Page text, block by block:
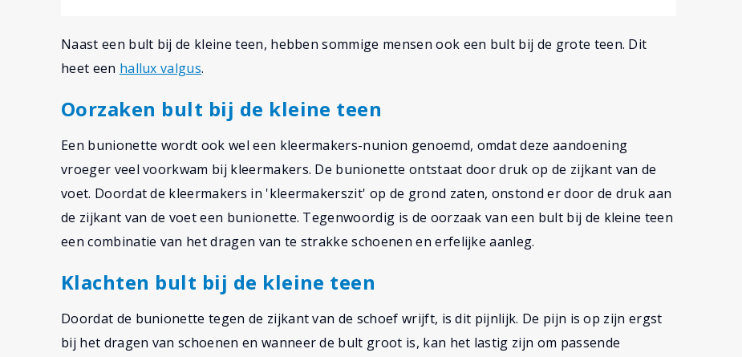
Naast een bult bij de kleine teen, hebben sommige mensen ook een bult bij de grote teen. Dit
heet een hallux valgus.
Oorzaken bult bij de kleine teen
Een bunionette wordt ook wel een kleermakers-nunion genoemd, omdat deze aandoening
vroeger veel voorkwam bij kleermakers. De bunionette ontstaat door druk op de zijkant van de
voet. Doordat de kleermakers in 'kleermakerszit' op de grond zaten, onstond er door de druk aan
de zijkant van de voet een bunionette. Tegenwoordig is de oorzaak van een bult bij de kleine teen
een combinatie van het dragen van te strakke schoenen en erfelijke aanleg.
Klachten bult bij de kleine teen
Doordat de bunionette tegen de zijkant van de schoef wrijft, is dit pijnlijk. De pijn is op zijn ergst
bij het dragen van schoenen en wanneer de bult groot is, kan het lastig zijn om passende